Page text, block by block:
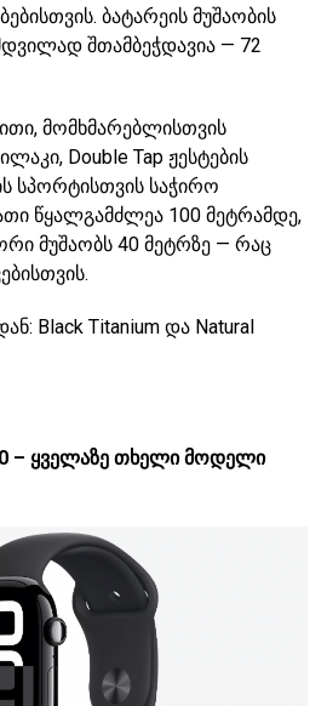
ბატარეის მუშაობის
შთამბეჭდავია — 72
მომხმარებლისთვის
Double Tap ჟესტების
სპორტისთვის საჭირო
წყალგამძლეა 100 მეტრამდე,
მუშაობს 40 მეტრზე — რაც
Black Titanium და Natural
– ყველაზე თხელი მოდელი